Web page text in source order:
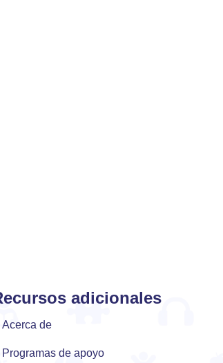
adicionales
Acerca de
Programas de apoyo